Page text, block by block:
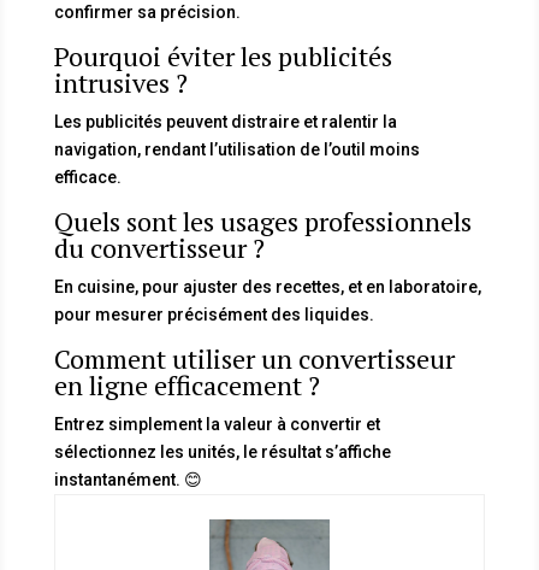
confirmer sa précision.
Pourquoi éviter les publicités
intrusives ?
Les publicités peuvent distraire et ralentir la
navigation, rendant l’utilisation de l’outil moins
efficace.
Quels sont les usages professionnels
du convertisseur ?
En cuisine, pour ajuster des recettes, et en laboratoire,
pour mesurer précisément des liquides.
Comment utiliser un convertisseur
en ligne efficacement ?
Entrez simplement la valeur à convertir et
sélectionnez les unités, le résultat s’affiche
instantanément. 😊